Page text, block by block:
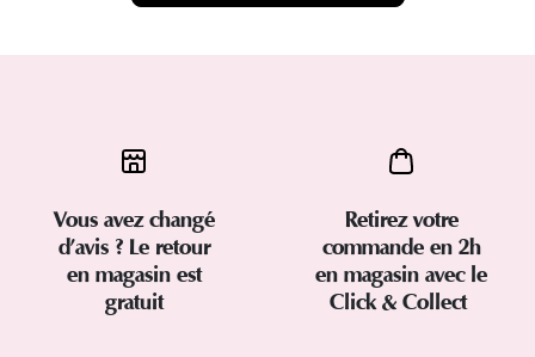
Vous avez changé
d’avis ? Le retour
en magasin est
gratuit
Retirez votre
commande en 2h
en magasin avec le
Click & Collect